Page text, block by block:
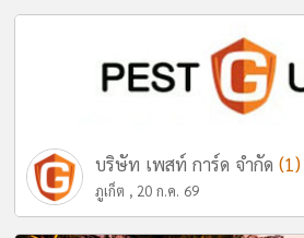
บริษัท เพสท์ การ์ด จำกัด (1)
ภูเก็ต , 20 ก.ค. 69